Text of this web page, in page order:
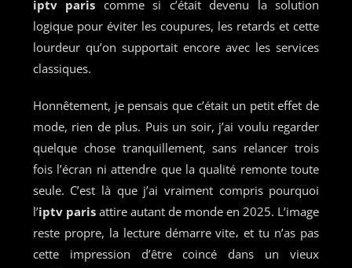
iptv paris comme si c’était devenu la solution
logique pour éviter les coupures, les retards et cette
lourdeur qu’on supportait encore avec les services
classiques.
Honnêtement, je pensais que c’était un petit effet de
mode, rien de plus. Puis un soir, j’ai voulu regarder
quelque chose tranquillement, sans relancer trois
fois l’écran ni attendre que la qualité remonte toute
seule. C’est là que j’ai vraiment compris pourquoi
l’iptv parisattire autant de monde en 2025. L’image
reste propre, la lecture démarre vite، et tu n’as pas
cette impression d’être coincé dans un vieux